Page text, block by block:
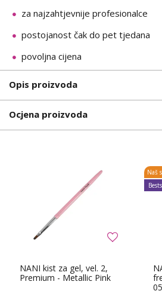
za najzahtjevnije profesionalce
postojanost čak do pet tjedana
povoljna cijena
Opis proizvoda
Ocjena proizvoda
NANI kist za gel, vel. 2,
Premium - Metallic Pink
05
Naš